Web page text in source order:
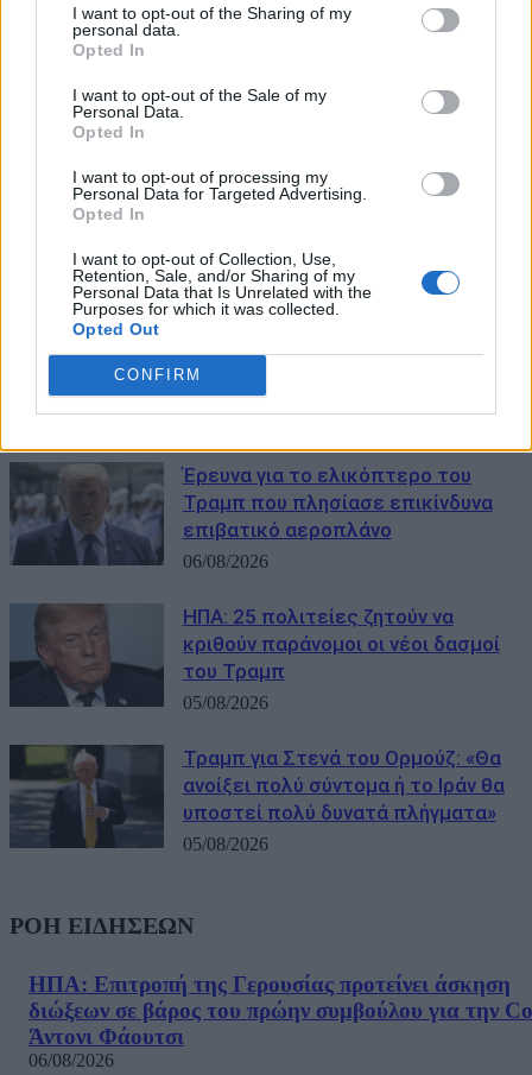
I want to opt-out of the Sharing of my
personal data.
Opted In
I want to opt-out of the Sale of my
Personal Data.
Opted In
I want to opt-out of processing my
Personal Data for Targeted Advertising.
Opted In
I want to opt-out of Collection, Use,
Retention, Sale, and/or Sharing of my
Personal Data that Is Unrelated with the
Purposes for which it was collected.
Opted Out
CONFIRM
«Δεν ήθελα να γίνει σαν τον
Μπάιντεν»: Η στιγμή που ο Τραμπ
σκηνή στο Λας Βέγκας (Video)
06/08/2026
Ο Τραμπ διαψεύδει τα
δημοσιεύματα για τα πυρομαχικά:
«Οι ΗΠΑ διαθέτουν τεράστια
φυλάκιση όσους μιλούν για
ελλείψεις
06/08/2026
Έρευνα για το ελικόπτερο του
Τραμπ που πλησίασε επικίνδυνα
επιβατικό αεροπλάνο
06/08/2026
ΗΠΑ: 25 πολιτείες ζητούν να
κριθούν παράνομοι οι νέοι δασμοί
του Τραμπ
05/08/2026
Τραμπ για Στενά του Ορμούζ: «Θα
ανοίξει πολύ σύντομα ή το Ιράν θα
υποστεί πολύ δυνατά πλήγματα»
05/08/2026
ΡΟΗ ΕΙΔΗΣΕΩΝ
ΗΠΑ: Επιτροπή της Γερουσίας προτείνει άσκηση
διώξεων σε βάρος του πρώην συμβούλου για την
Άντονι Φάουτσι
06/08/2026